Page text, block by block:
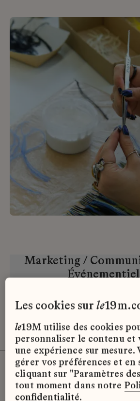
Marketing /
Événementiel
CDI
Effacer les filtres (3) x
Désolé, il semble qu’il
d’offres d’emploi
les cookies surle
le19M utilise des cookies
personnaliser le contenu
une expérience sur mesure.
gérer vos préférences et en
cliquant sur "Paramètres
tout moment dans notre
confidentialité.